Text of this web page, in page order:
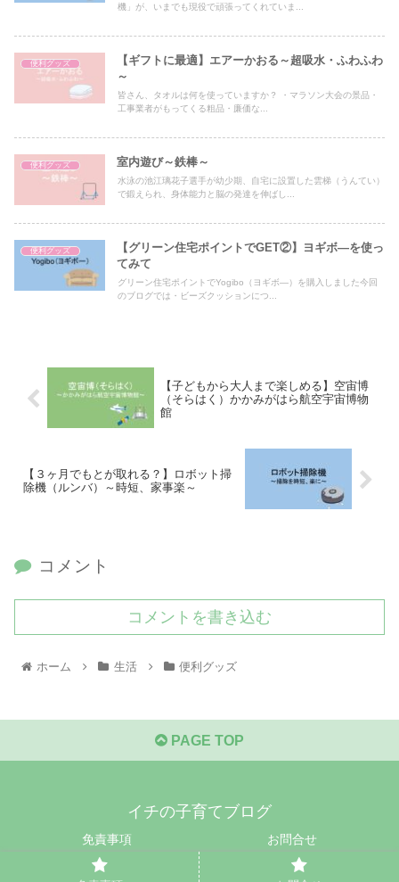
機」が、いまでも現役で頑張ってくれていま...
便利グッズ
【ギフトに最適】エアーかおる～超吸水・ふわふわ
～
皆さん、タオルは何を使っていますか？ ・マラソン大会の景品・
工事業者がもってくる粗品・廉価な...
便利グッズ 室内遊び～鉄棒～
水泳の池江璃花子選手が幼少期、自宅に設置した雲梯（うんてい）
で鍛えられ、身体能力と脳の発達を伸ばし...
便利グッズ
【グリーン住宅ポイントでGET②】ヨギボ―を使っ
てみて
グリーン住宅ポイントでYogibo（ヨギボ―）を購入しました今回
のブログでは・ビーズクッションにつ...
【子どもから大人まで楽しめる】空宙博
（そらはく）かかみがはら航空宇宙博物
館
【３ヶ月でもとが取れる？】ロボット掃
除機（ルンバ）～時短、家事楽～
コメント
コメントを書き込む
ホーム 生活 便利グッズ
PAGE TOP
イチの子育てブログ
免責事項 お問合せ
© 2021 イチの子育てブログ.